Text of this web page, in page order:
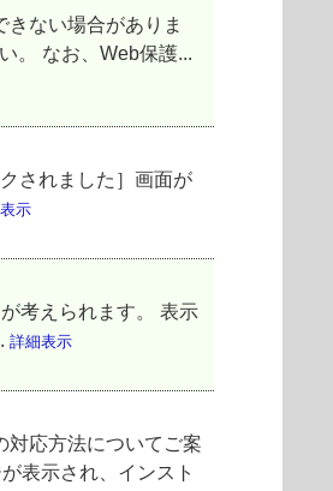
ない場合がありま
。 なお、Web保護...
されました］画面が
示
考えられます。 表示
詳細表示
対応方法についてご案
表示され、インスト